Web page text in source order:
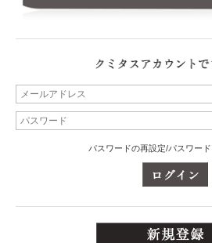
パスワードの再設定/パスワー